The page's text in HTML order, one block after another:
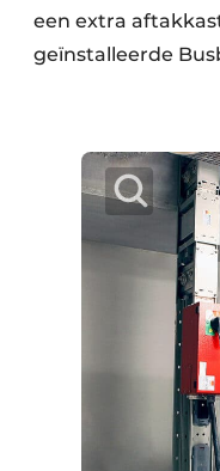
een extra
geïnstalleerde